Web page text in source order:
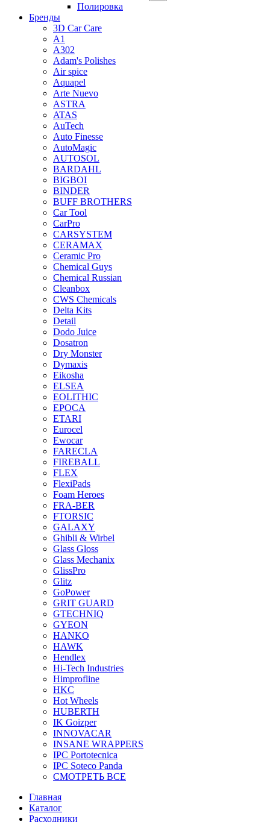
Полировка
Бренды
3D Car Care
A1
A302
Adam's Polishes
Air spice
Aquapel
Arte Nuevo
ASTRA
ATAS
AuTech
Auto Finesse
AutoMagic
AUTOSOL
BARDAHL
BIGBOI
BINDER
BUFF BROTHERS
Car Tool
CarPro
CARSYSTEM
CERAMAX
Ceramic Pro
Chemical Guys
Chemical Russian
Cleanbox
CWS Chemicals
Delta Kits
Detail
Dodo Juice
Dosatron
Dry Monster
Dymaxis
Eikosha
ELSEA
EOLITHIC
EPOCA
ETARI
Eurocel
Ewocar
FARECLA
FIREBALL
FLEX
FlexiPads
Foam Heroes
FRA-BER
FTORSIC
GALAXY
Ghibli & Wirbel
Glass Gloss
Glass Mechanix
GlissPro
Glitz
GoPower
GRIT GUARD
GTECHNIQ
GYEON
HANKO
HAWK
Hendlex
Hi-Tech Industries
Himprofline
HKC
Hot Wheels
HUBERTH
IK Goizper
INNOVACAR
INSANE WRAPPERS
IPC Portotecnica
IPC Soteco Panda
СМОТРЕТЬ ВСЕ
Главная
Каталог
Расходники